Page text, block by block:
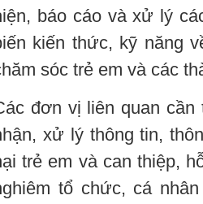
báo cáo và xử lý
kiến thức, kỹ năng
sóc trẻ em và các
đơn vị liên quan
xử lý thông tin,
trẻ em và can thiệp,
tổ chức, cá